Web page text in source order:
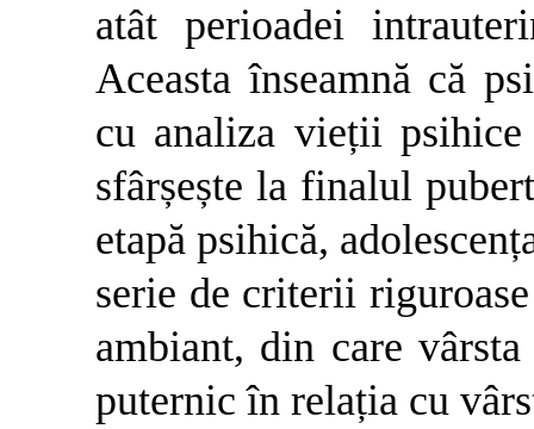
atât perioadei
Aceasta înseamnă că
cu analiza vieții
sfârșește la finalul
etapă psihică,
serie de criterii
ambiant, din care
puternic în relația cu